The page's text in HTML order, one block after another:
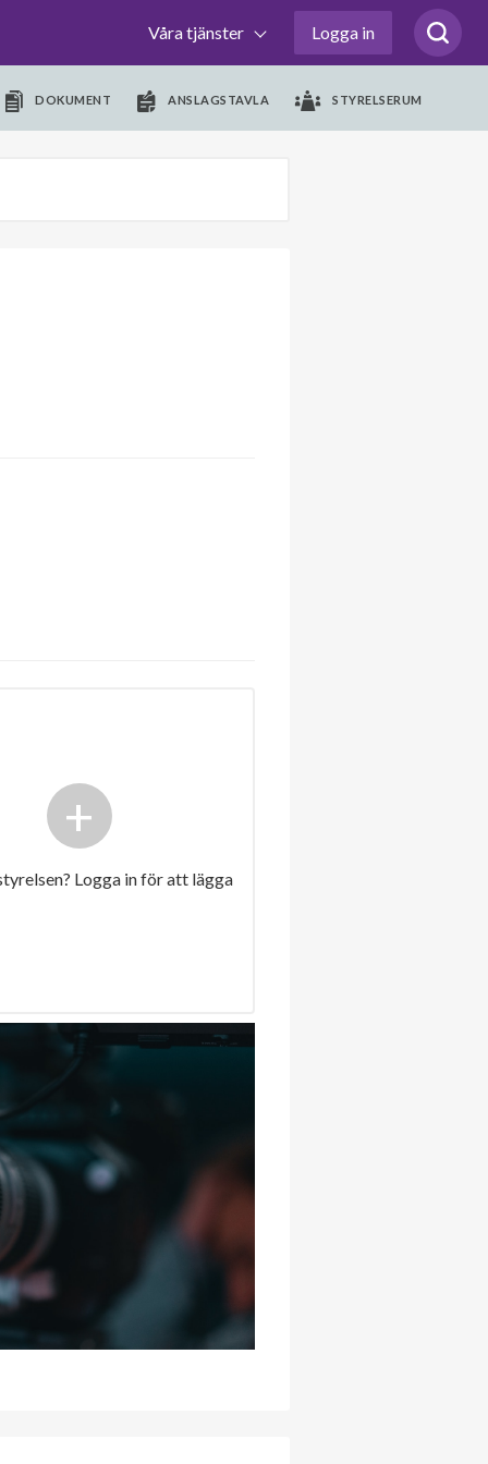
Våra tjänster Logga in
DOKUMENT ANSLAGSTAVLA STYRELSERUM
+
Logga in för att lägga